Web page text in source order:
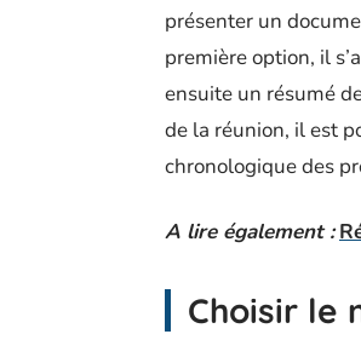
présenter un
première option, il
ensuite un résumé
de la réunion, il est
chronologique des
A lire également :
Choisir le